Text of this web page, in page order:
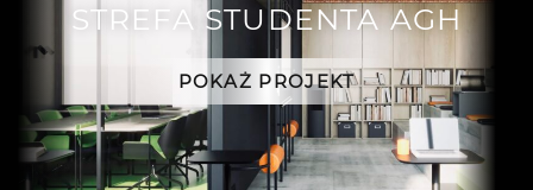
STREFA STUDENTA AGH
POKAŻ PROJEKT